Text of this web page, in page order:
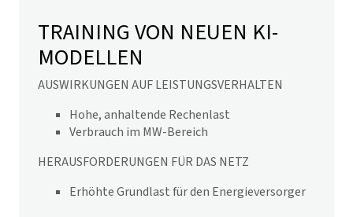
TRAINING VON NEUEN KI-
MODELLEN
AUSWIRKUNGEN AUF LEISTUNGSVERHALTEN
Hohe, anhaltende Rechenlast
Verbrauch im MW-Bereich
HERAUSFORDERUNGEN FÜR DAS NETZ
Erhöhte Grundlast für den Energieversorger